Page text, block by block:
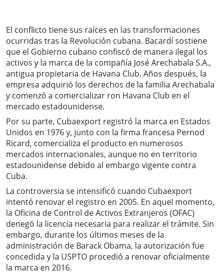
El conflicto tiene sus raíces en las transformaciones
ocurridas tras la Revolución cubana. Bacardí sostiene
que el Gobierno cubano confiscó de manera ilegal los
activos y la marca de la compañía José Arechabala S.A.,
antigua propietaria de Havana Club. Años después, la
empresa adquirió los derechos de la familia Arechabala
y comenzó a comercializar ron Havana Club en el
mercado estadounidense.
Por su parte, Cubaexport registró la marca en Estados
Unidos en 1976 y, junto con la firma francesa Pernod
Ricard, comercializa el producto en numerosos
mercados internacionales, aunque no en territorio
estadounidense debido al embargo vigente contra
Cuba.
La controversia se intensificó cuando Cubaexport
intentó renovar el registro en 2005. En aquel momento,
la Oficina de Control de Activos Extranjeros (OFAC)
denegó la licencia necesaria para realizar el trámite. Sin
embargo, durante los últimos meses de la
administración de Barack Obama, la autorización fue
concedida y la USPTO procedió a renovar oficialmente
la marca en 2016.